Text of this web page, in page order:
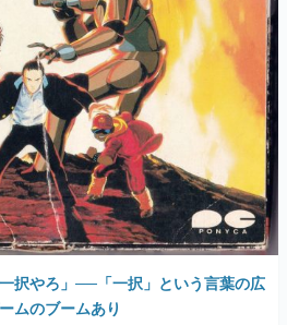
択やろ」──「一択」という言葉の広
ムのブームあり